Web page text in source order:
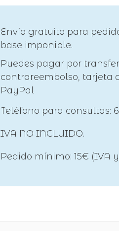
Envío gratuito para
base imponible.
Puedes pagar por
contrareembolso, tarjeta
PayPal
Teléfono para consultas:
IVA NO INCLUIDO.
Pedido mínimo: 15€ (IVA